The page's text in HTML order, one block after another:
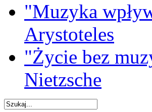
"Muzyka
Arystoteles
"Życie bez
Nietzsche